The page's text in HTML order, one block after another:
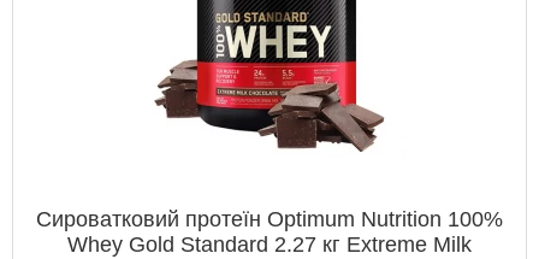
Сироватковий протеїн Optimum Nutrition 100%
Whey Gold Standard 2.27 кг Extreme Milk